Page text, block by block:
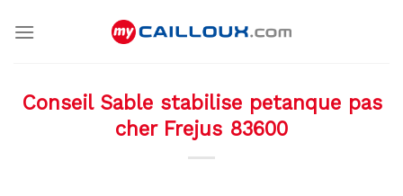
Conseil Sable stabilise petanque pas
cher Frejus 83600